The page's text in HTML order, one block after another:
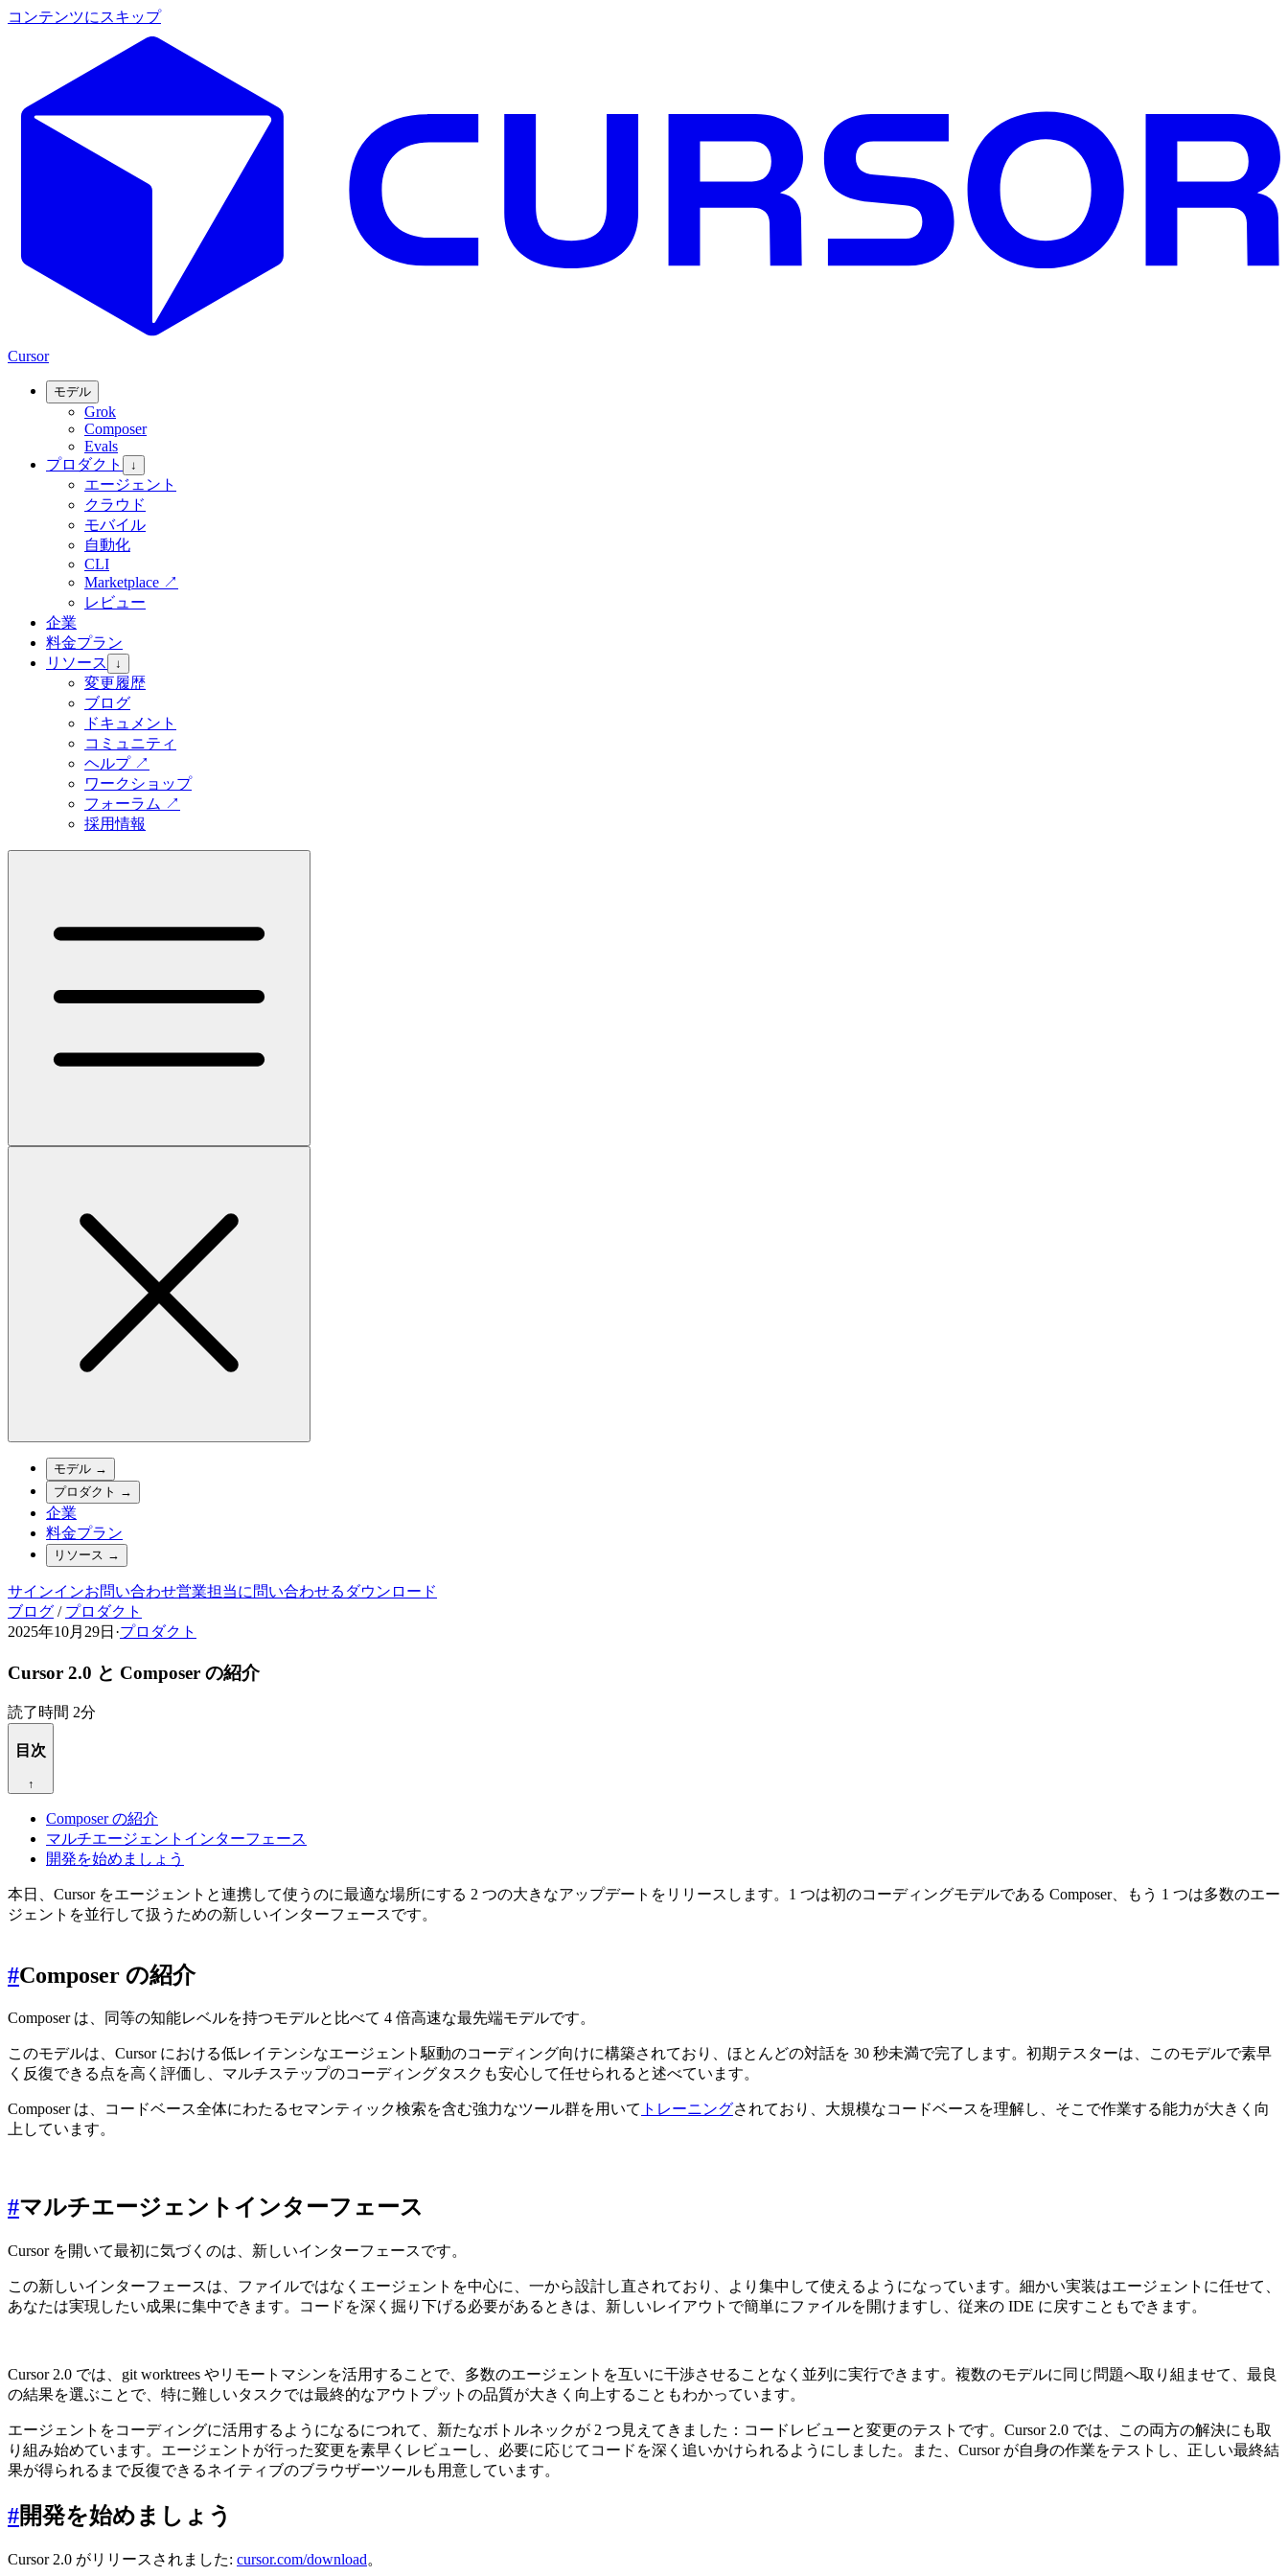
コンテンツにスキップ
Cursor
モデル
Grok
Composer
Evals
プロダクト
↓
エージェント
クラウド
モバイル
自動化
CLI
Marketplace ↗
レビュー
企業
料金プラン
リソース
↓
変更履歴
ブログ
ドキュメント
コミュニティ
ヘルプ↗
ワークショップ
フォーラム ↗
採用情報
モデル →
プロダクト →
企業
料金プラン
リソース →
サインインお問い合わせ営業担当に問い合わせる ダウンロード
ブログ / プロダクト
2025年10月29日 ·プロダクト
Cursor 2.0 と Composer の紹介
読了時間 2分
目次
↑
Composer の紹介
マルチエージェントインターフェース
開発を始めましょう
本日、Cursor をエージェントと連携して使うのに最適な場所にする 2 つの大きなアップデートをリリースします。1 つは初のコーディングモデルである Composer、もう 1 つは多数のエー
ジェントを並行して扱うための新しいインターフェースです。
#Composer の紹介
Composer は、同等の知能レベルを持つモデルと比べて 4 倍高速な最先端モデルです。
このモデルは、Cursor における低レイテンシなエージェント駆動のコーディング向けに構築されており、ほとんどの対話を 30 秒未満で完了します。初期テスターは、このモデルで素早
く反復できる点を高く評価し、マルチステップのコーディングタスクも安心して任せられると述べています。
Composer は、コードベース全体にわたるセマンティック検索を含む強力なツール群を用いて トレーニングされており、大規模なコードベースを理解し、そこで作業する能力が大きく向
上しています。
#マルチエージェントインターフェース
Cursor を開いて最初に気づくのは、新しいインターフェースです。
この新しいインターフェースは、ファイルではなくエージェントを中心に、一から設計し直されており、より集中して使えるようになっています。細かい実装はエージェントに任せて、
あなたは実現したい成果に集中できます。コードを深く掘り下げる必要があるときは、新しいレイアウトで簡単にファイルを開けますし、従来の IDE に戻すこともできます。
Cursor 2.0 では、git worktrees やリモートマシンを活用することで、多数のエージェントを互いに干渉させることなく並列に実行できます。複数のモデルに同じ問題へ取り組ませて、最良
の結果を選ぶことで、特に難しいタスクでは最終的なアウトプットの品質が大きく向上することもわかっています。
エージェントをコーディングに活用するようになるにつれて、新たなボトルネックが 2 つ見えてきました：コードレビューと変更のテストです。Cursor 2.0 では、この両方の解決にも取
り組み始めています。エージェントが行った変更を素早くレビューし、必要に応じてコードを深く追いかけられるようにしました。また、Cursor が自身の作業をテストし、正しい最終結
果が得られるまで反復できるネイティブのブラウザーツールも用意しています。
#開発を始めましょう
Cursor 2.0 がリリースされました: cursor.com/download。